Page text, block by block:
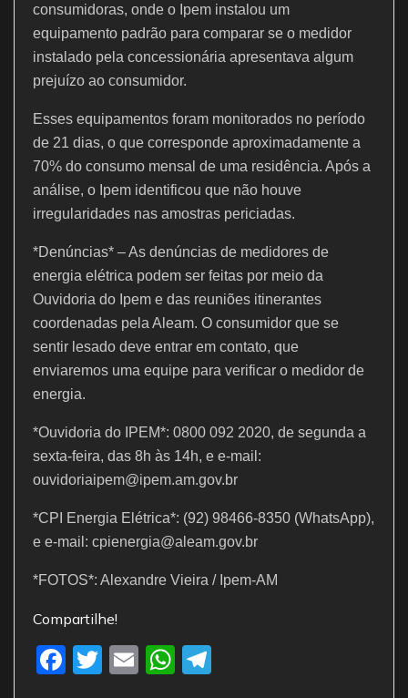
consumidoras, onde o Ipem instalou um
equipamento padrão para comparar se o medidor
instalado pela concessionária apresentava algum
prejuízo ao consumidor.
Esses equipamentos foram monitorados no período
de 21 dias, o que corresponde aproximadamente a
70% do consumo mensal de uma residência. Após a
análise, o Ipem identificou que não houve
irregularidades nas amostras periciadas.
*Denúncias* – As denúncias de medidores de
energia elétrica podem ser feitas por meio da
Ouvidoria do Ipem e das reuniões itinerantes
coordenadas pela Aleam. O consumidor que se
sentir lesado deve entrar em contato, que
enviaremos uma equipe para verificar o medidor de
energia.
*Ouvidoria do IPEM*: 0800 092 2020, de segunda a
sexta-feira, das 8h às 14h, e e-mail:
ouvidoriaipem@ipem.am.gov.br
*CPI Energia Elétrica*: (92) 98466-8350 (WhatsApp),
e e-mail: cpienergia@aleam.gov.br
*FOTOS*: Alexandre Vieira / Ipem-AM
Compartilhe!
F
T
E
W